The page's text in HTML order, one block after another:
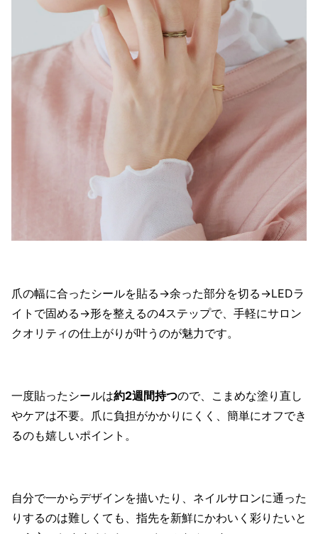
爪の幅に合ったシールを貼る→余った部分を切る→LEDラ
イトで固める→形を整えるの4ステップで、手軽にサロン
クオリティの仕上がりが叶うのが魅力です。
一度貼ったシールは約2週間持つので、こまめな塗り直し
やケアは不要。爪に負担がかかりにくく、簡単にオフでき
るのも嬉しいポイント。
自分で一からデザインを描いたり、ネイルサロンに通った
りするのは難しくても、指先を新鮮にかわいく彩りたいと